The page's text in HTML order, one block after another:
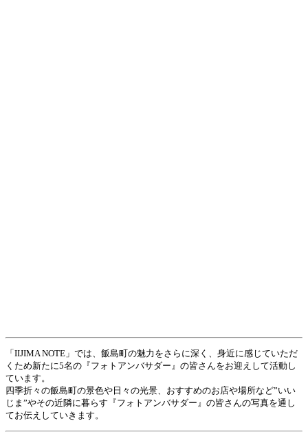
「IIJIMA NOTE」では、飯島町の魅力をさらに深く、身近に感じていただ
くため新たに5名の『フォトアンバサダー』の皆さんをお迎えして活動し
ています。
四季折々の飯島町の景色や日々の光景、おすすめのお店や場所など”いい
じま”やその近隣に暮らす『フォトアンバサダー』の皆さんの写真を通し
てお伝えしていきます。